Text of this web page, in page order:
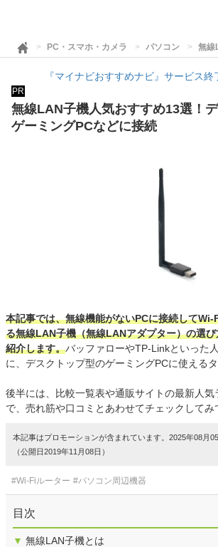
PC・スマホ・カメラ パソコン 無線
『マイナビおすすめナビ』サービス
PR
無線LAN子機人気おすすめ13選！
ゲーミングPCなどに接続
本記事では、無線機能がないPCに接続して
る無線LAN子機（無線LANアダプター）の選
紹介します。バッファローやTP-Linkといった
に、デスクトップ型のゲーミングPCに使えるタ
後半には、比較一覧表や通販サイトの最新人
で、売れ筋や口コミとあわせてチェックしてみ
本記事はプロモーションが含まれています。2025年08月
（公開日2019年11月08日）
#Wi-Fiルーター #パソコン周辺機器
目次
▼ 無線LAN子機とは